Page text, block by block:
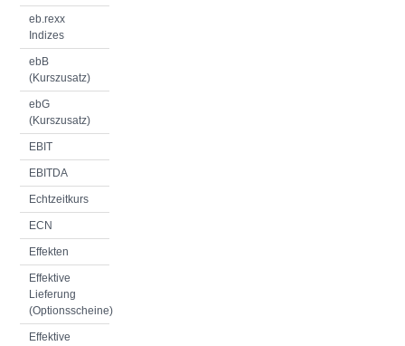
eb.rexx
Indizes
ebB
(Kurszusatz)
ebG
(Kurszusatz)
EBIT
EBITDA
Echtzeitkurs
ECN
Effekten
Effektive
Lieferung
(Optionsscheine)
Effektive